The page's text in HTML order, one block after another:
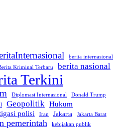
berita internasional
Kriminal Terbaru berita nasional
Terkini
Diplomasi Internasional
Donald Trump
Geopolitik Hukum
polisi Iran Jakarta
Jakarta Barat
pemerintah
kebijakan publik